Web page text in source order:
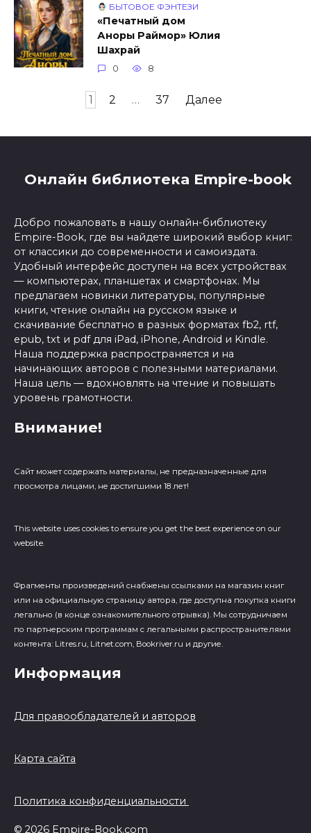
БЫТОВОЕ ФЭНТЕЗИ
«Печатный дом
Аноры Раймор» Юлия
Шахрай
0 8
1 2 … 37 Далее
Онлайн библиотека Empire-book
Добро пожаловать в нашу онлайн-библиотеку
Empire-Book, где вы найдете широкий выбор книг:
от классики до современности и самоиздата.
Удобный интерфейс доступен на всех устройствах
— компьютерах, планшетах и смартфонах. Мы
предлагаем новинки литературы, популярные
книги, чтение онлайн на русском языке и
скачивание бесплатно в разных форматах fb2, rtf,
epub, txt и pdf для iPad, iPhone, Android и Kindle.
Наша поддержка распространяется и на
начинающих авторов с полезными материалами.
Наша цель — вдохновлять на чтение и повышать
уровень грамотности.
Внимание!
Сайт может содержать материалы, не предназначенные для
просмотра лицами, не достигшими 18 лет!
This website uses cookies to ensure you get the best experience on our
website.
Фрагменты произведений cнабжены ссылками на магазин книг
или на официальную страницу автора, где доступна покупка книги
легально (в конце ознакомительного отрывка). Мы сотрудничаем
по партнерским программам с легальными распространителями
контента: Litres.ru, Litnet.com, Bookriver.ru и другие.
Информация
Для правообладателей и авторов
Карта сайта
Политика конфиденциальности
© 2026 Empire-Book.com